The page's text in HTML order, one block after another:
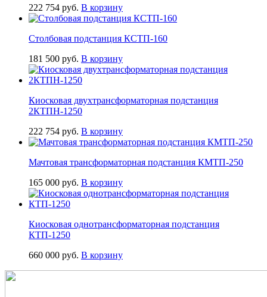
222 754 руб. В корзину
Столбовая подстанция КСТП-160
181 500 руб. В корзину
Киосковая двухтрансформаторная подстанция
2КТПН-1250
222 754 руб. В корзину
Мачтовая трансформаторная подстанция КМТП-250
165 000 руб. В корзину
Киосковая однотрансформаторная подстанция
КТП-1250
660 000 руб. В корзину